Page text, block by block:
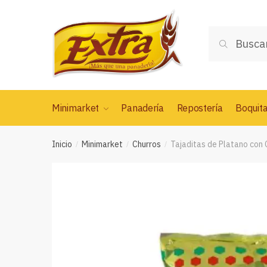
por:
Buscar
Minimarket Panadería Repostería
Inicio / Minimarket / Churros / Tajaditas de Platano con